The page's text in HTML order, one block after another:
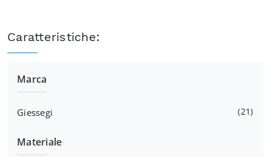
Caratteristiche:
Marca
Giessegi 21
Materiale